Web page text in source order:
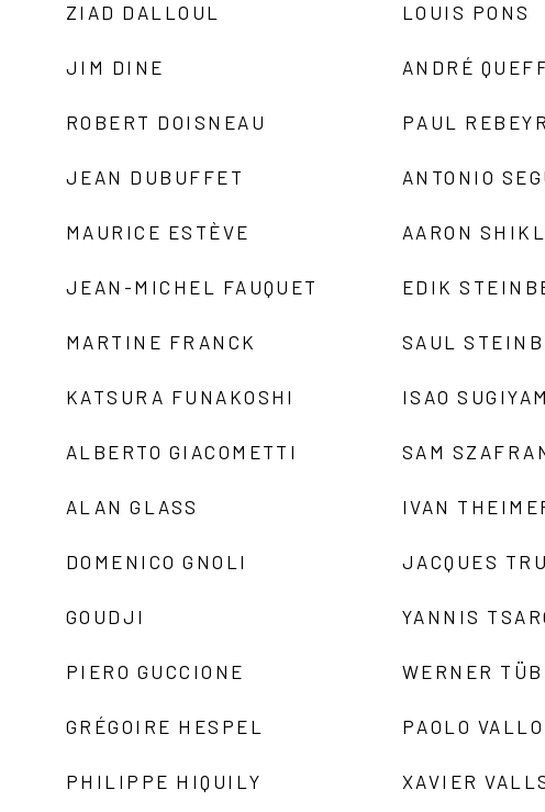
ZIAD DALLOUL
JIM DINE
ROBERT DOISNEAU
JEAN DUBUFFET
MAURICE ESTÈVE
JEAN-MICHEL FAUQUET
MARTINE FRANCK
KATSURA FUNAKOSHI
ALBERTO GIACOMETTI
ALAN GLASS
DOMENICO GNOLI
GOUDJI
PIERO GUCCIONE
GRÉGOIRE HESPEL
PHILIPPE HIQUILY
LOUIS PONS
ANDRÉ
PAUL
ANTONIO
AARON
EDIK
SAUL
ISAO
SAM
IVAN
JACQUES
YANNIS
WERNER
PAOLO
XAVIER